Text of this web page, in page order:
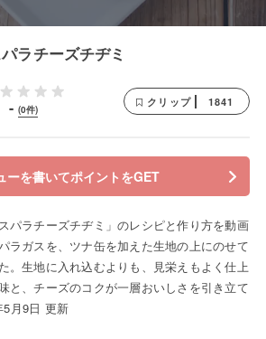
ラチーズチヂミ
- (0件)
クリップ 1841
ーを書いてポイントをGET
パラチーズチヂミ」のレシピと作り方を動画
ラガスを、ツナ缶を加えた生地の上にのせて
。生地に入れ込むよりも、見栄えもよく仕上
と、チーズのコクが一層おいしさを引き立て
5月9日 更新